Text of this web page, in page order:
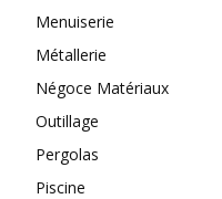
Menuiserie
Métallerie
Négoce Matériaux
Outillage
Pergolas
Piscine